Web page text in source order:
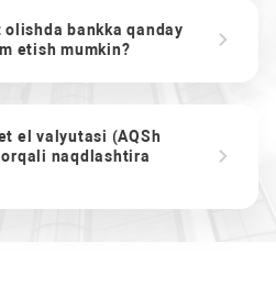
bankka qanday
etish mumkin?
el valyutasi (AQSh
naqdlashtira